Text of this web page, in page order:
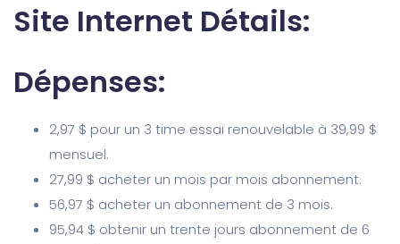
Site Internet Détails:
Dépenses:
2,97 $ pour un 3 time essai renouvelable à 39,99 $
mensuel.
27,99 $ acheter un mois par mois abonnement.
56,97 $ acheter un abonnement de 3 mois.
95,94 $ obtenir un trente jours abonnement de 6